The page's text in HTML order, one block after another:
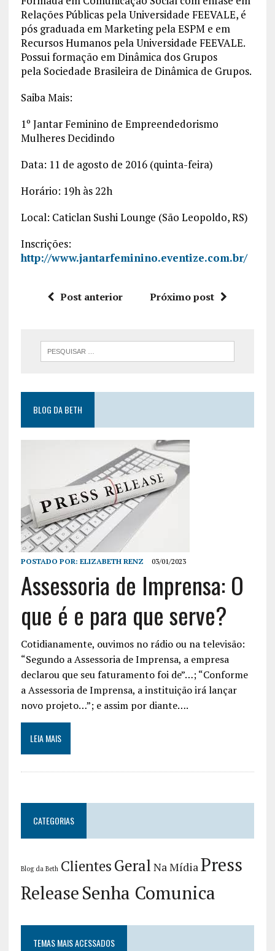
Relações Públicas pela Universidade FEEVALE, é
pós graduada em Marketing pela ESPM e em
Recursos Humanos pela Universidade FEEVALE.
Possui formação em Dinâmica dos Grupos
pela Sociedade Brasileira de Dinâmica de Grupos.
Saiba Mais:
1º Jantar Feminino de Empreendedorismo
Mulheres Decidindo
Data: 11 de agosto de 2016 (quinta-feira)
Horário: 19h às 22h
Local: Caticlan Sushi Lounge (São Leopoldo, RS)
Inscrições:
http://www.jantarfeminino.eventize.com.br/
Post anterior Próximo post
BLOG DA BETH
POSTADO POR: ELIZABETH RENZ 03/01/2023
Assessoria de Imprensa: O
que é e para que serve?
Cotidianamente, ouvimos no rádio ou na televisão:
“Segundo a Assessoria de Imprensa, a empresa
declarou que seu faturamento foi de”…; “Conforme
a Assessoria de Imprensa, a instituição irá lançar
novo projeto…”; e assim por diante….
LEIA MAIS
CATEGORIAS
Blog da Beth ClientesGeral Na MídiaPress
ReleaseSenha Comunica
TEMAS MAIS ACESSADOS